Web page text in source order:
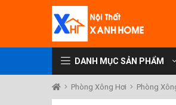
DANH MỤC SẢN PHẨM
Phòng Xông Hơi Phòng